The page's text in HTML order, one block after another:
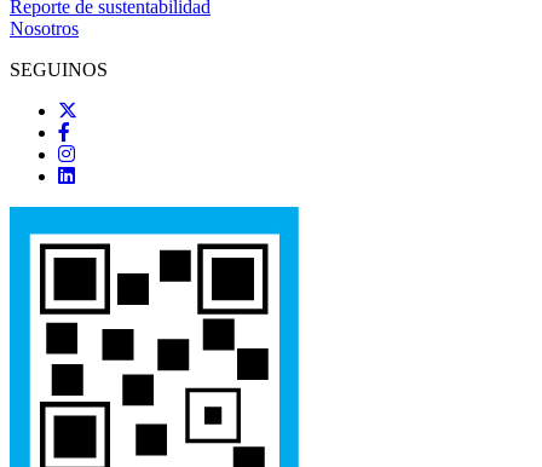
Reporte de sustentabilidad
Nosotros
SEGUINOS